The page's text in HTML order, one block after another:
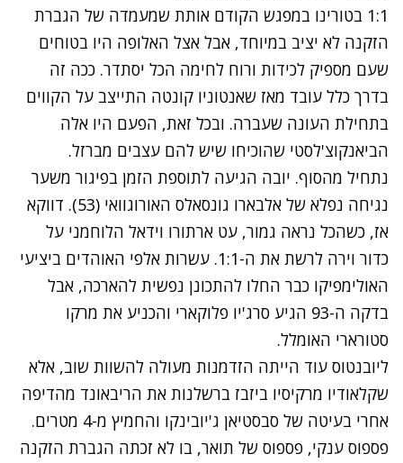
1:1 בטורינו במפגש הקודם אותת שמעמדה של הגברת
הזקנה לא יציב במיוחד, אבל אצל האלופה היו בטוחים
שעם מספיק לכידות ורוח לחימה הכל יסתדר. ככה זה
בדרך כלל עובד מאז שאנטוניו קונטה התייצב על הקווים
בתחילת העונה שעברה. ובכל זאת, הפעם היו אלה
הביאנקוצ'לסטי שהוכיחו שיש להם עצבים מברזל.
נתחיל מהסוף. יובה הגיעה לתוספת הזמן בפיגור משער
נגיחה נפלא של אלבארו גונסאלס האורוגוואי (53). דווקא
אז, כשהכל נראה גמור, עט ארתורו וידאל הלוחמני על
כדור וירה לרשת את ה-1:1. עשרות אלפי האוהדים ביציעי
האולימפיקו כבר החלו להתכונן נפשית להארכה, אבל
בדקה ה-93 הגיע סרג'יו פלוקארי והכניע את מרקו
סטורארי האומלל.
ליובנטוס עוד הייתה הזדמנות מעולה להשוות שוב, אלא
שקלאודיו מרקיסיו ביזבז ברשלנות את הריבאונד מהדיפה
אחרי בעיטה של סבסטיאן ג'יובינקו והחמיץ מ-4 מטרים.
פספוס ענקי, פספוס של תואר, בו לא זכתה הגברת הזקנה